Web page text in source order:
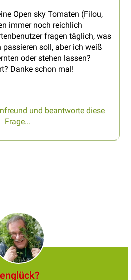
Open sky Tomaten (Filou,
immer noch reichlich
fragen täglich, was
soll, aber ich weiß
oder stehen lassen?
Danke schon mal!
und beantworte diese
Frage...